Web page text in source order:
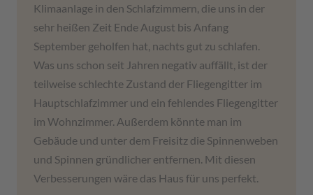
Klimaanlage in den Schlafzimmern, die uns in der
sehr heißen Zeit Ende August bis Anfang
September geholfen hat, nachts gut zu schlafen.
Was uns schon seit Jahren negativ auffällt, ist der
teilweise schlechte Zustand der Fliegengitter im
Hauptschlafzimmer und ein fehlendes Fliegengitter
im Wohnzimmer. Außerdem könnte man im
Gebäude und unter dem Freisitz die Spinnenweben
und Spinnen gründlicher entfernen. Mit diesen
Verbesserungen wäre das Haus für uns perfekt.